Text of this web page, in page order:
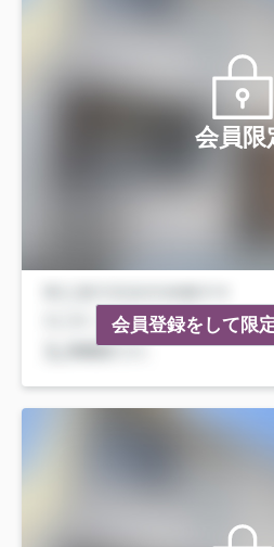
会員限
会員登録をして限